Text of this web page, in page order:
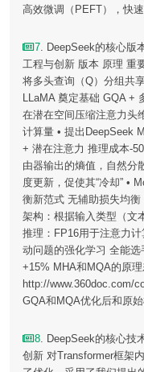
高效微调（PEFT），快
7. DeepSeek的核心
工程与创新 版本 原理 重
将多头查询（Q）分组共
LLaMA 奠定基础 GQA +
在潜在空间压缩注意力头
计算量 • 提出DeepSeek
+ 潜在注意力 推理成本-
由器输出的熵值，自然分
度更新，促使其“冷却” •
衡新范式 无辅助损失均
架构：根据输入类型（文
推理：FP16用于注意力
动问题的强化学习 全能
+15% MHA和MQA的原理
http://www.360doc.com/
GQA和MQA优化后和原
8. DeepSeek的核心
创新 对Transformer框架